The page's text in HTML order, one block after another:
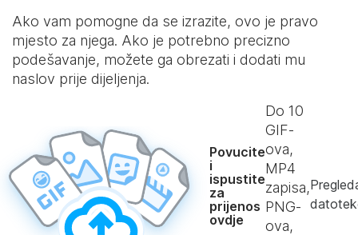
Ako vam pomogne da se izrazite, ovo je pravo
mjesto za njega. Ako je potrebno precizno
podešavanje, možete ga obrezati i dodati mu
naslov prije dijeljenja.
Povucite
i
ispustite
za
prijenos
ovdje
Do 10
GIF-
ova,
MP4
zapisa,
PNG-
ova,